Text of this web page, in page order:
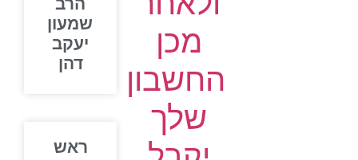
מכן
החשבון
שלך
הרב
שמעון
יעקב
דהן
ראש